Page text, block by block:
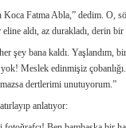
Koca Fatma Abla,” dedim.
aldı, az durakladı, derin bir
şey bana kaldı. Yaşlandım,
yok! Meslek edinmişiz
dertlerimi unutuyorum.”
anlatıyor: